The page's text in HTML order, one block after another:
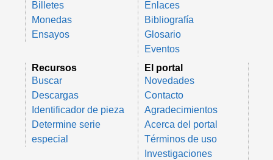
Billetes
Monedas
Ensayos
Enlaces
Bibliografía
Glosario
Eventos
Recursos
Buscar
Descargas
Identificador de pieza
Determine serie
especial
El portal
Novedades
Contacto
Agradecimientos
Acerca del portal
Términos de uso
Investigaciones